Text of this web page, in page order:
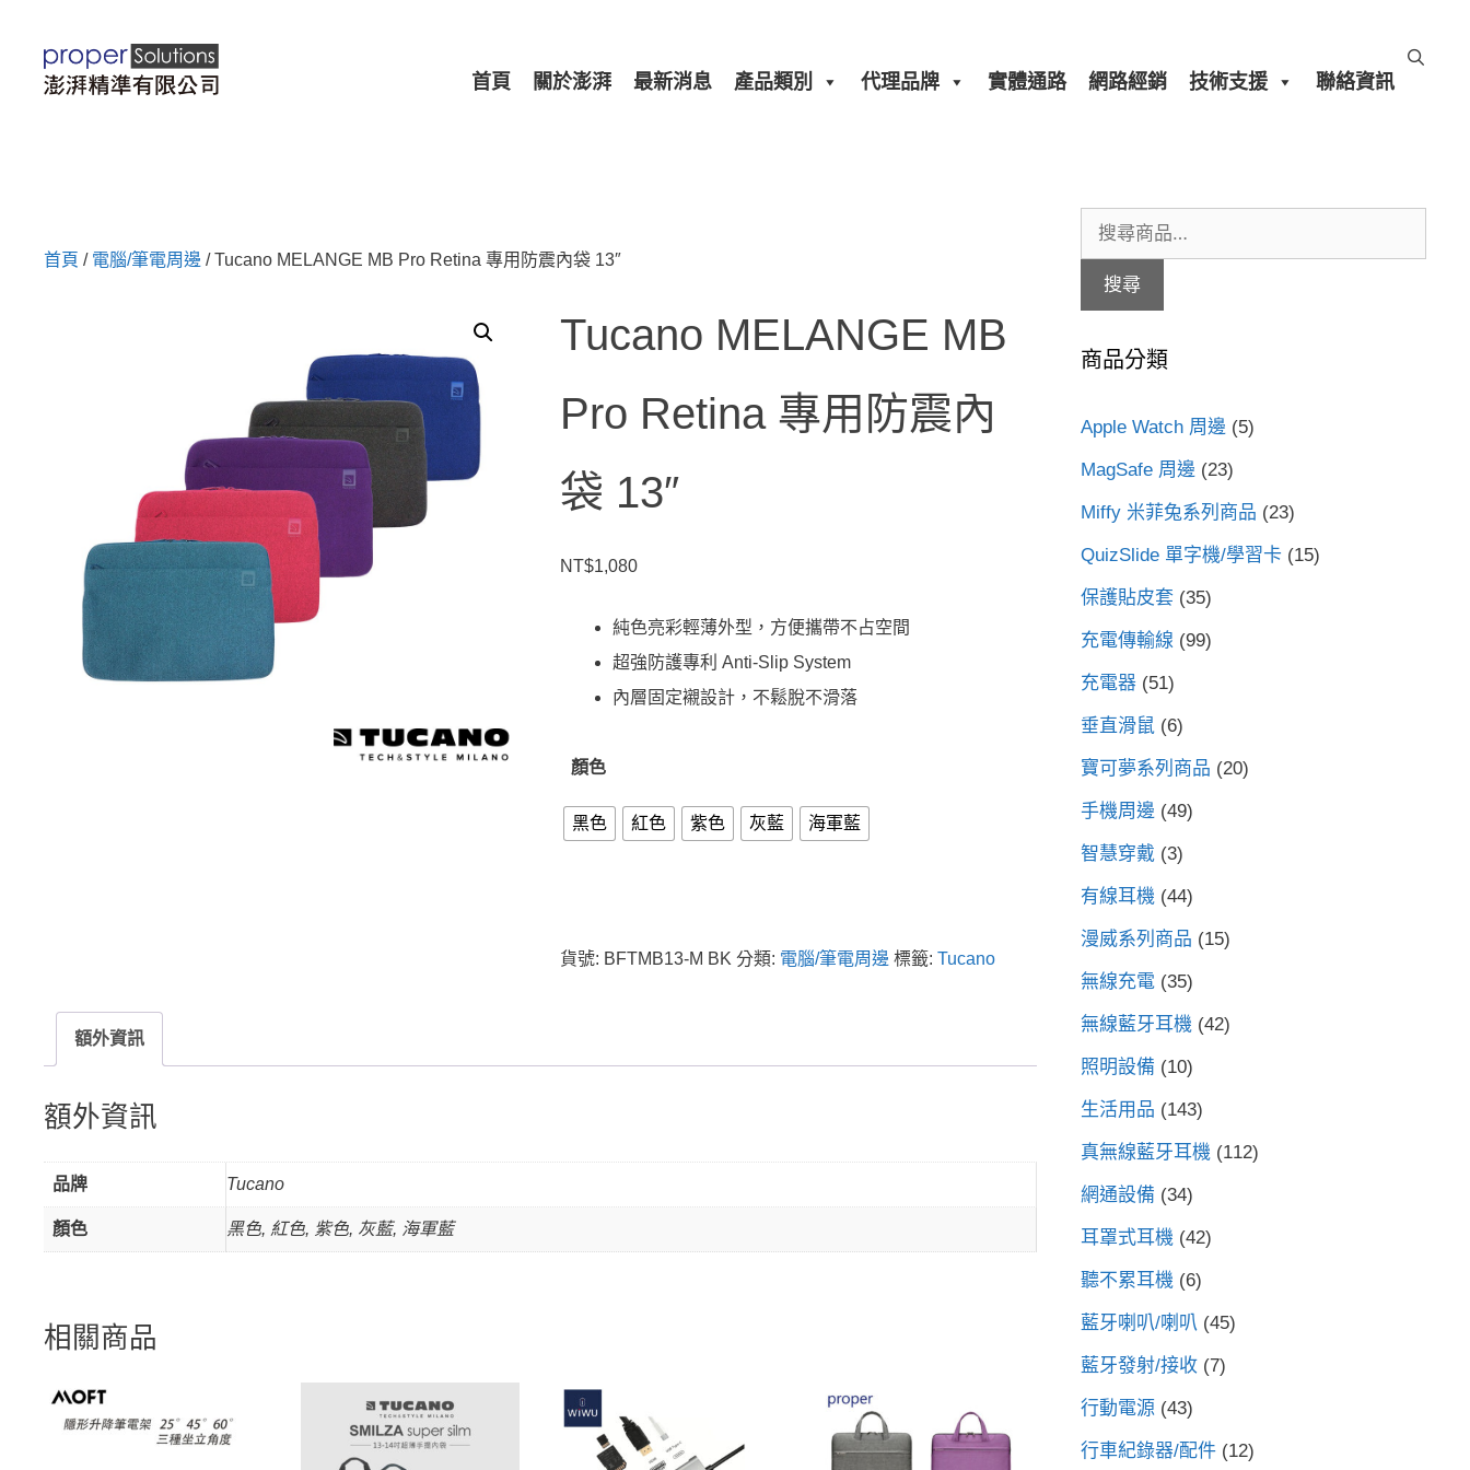
首頁 關於澎湃 最新消息 產品類別 代理品牌 實體通路 網路經銷 技術支援 聯絡資訊
首頁 / 電腦/筆電周邊 / Tucano MELANGE MB Pro Retina 專用防震內袋 13″
Tucano MELANGE MB
Pro Retina 專用防震內
袋 13″
NT$1,080
純色亮彩輕薄外型，方便攜帶不占空間
超強防護專利 Anti-Slip System
內層固定襯設計，不鬆脫不滑落
顏色
黑色 紅色 紫色 灰藍 海軍藍
貨號: BFTMB13-M BK 分類: 電腦/筆電周邊 標籤:Tucano
額外資訊
額外資訊
品牌 Tucano
顏色 黑色, 紅色, 紫色, 灰藍, 海軍藍
相關商品
尋
字:
搜尋
商品分類
Apple Watch 周邊 (5)
MagSafe 周邊 (23)
Miffy 米菲兔系列商品 (23)
QuizSlide 單字機/學習卡 (15)
保護貼皮套 (35)
充電傳輸線 (99)
充電器 (51)
垂直滑鼠 (6)
寶可夢系列商品 (20)
手機周邊 (49)
智慧穿戴 (3)
有線耳機 (44)
漫威系列商品 (15)
無線充電 (35)
無線藍牙耳機 (42)
照明設備 (10)
生活用品 (143)
真無線藍牙耳機 (112)
網通設備 (34)
耳罩式耳機 (42)
聽不累耳機 (6)
藍牙喇叭/喇叭 (45)
藍牙發射/接收 (7)
行動電源 (43)
行車紀錄器/配件 (12)